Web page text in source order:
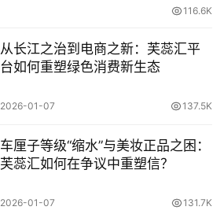
116.6K
从长江之治到电商之新：芙蕊汇平
台如何重塑绿色消费新生态
2026-01-07 137.5K
车厘子等级“缩水”与美妆正品之困：
芙蕊汇如何在争议中重塑信？
2026-01-07 131.7K